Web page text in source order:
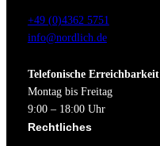
+49 (0)4362 5751
info@nordlich.de
Telefonische Erreichbarkeit
Montag bis Freitag
9:00 – 18:00 Uhr
Rechtliches